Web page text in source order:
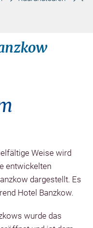
Weise wird
entwickelten
dargestellt. Es
Hotel Banzkow.
wurde das